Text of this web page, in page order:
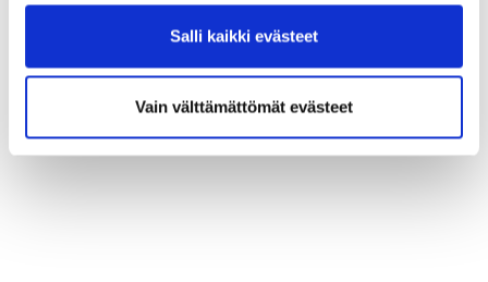
Salli kaikki evästeet
Vain välttämättömät evästeet